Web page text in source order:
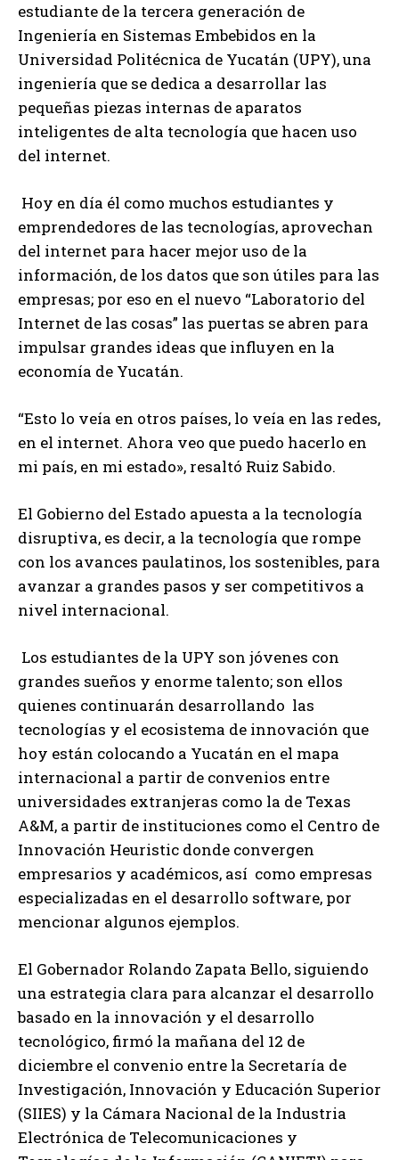
estudiante de la tercera generación de
Ingeniería en Sistemas Embebidos en la
Universidad Politécnica de Yucatán (UPY), una
ingeniería que se dedica a desarrollar las
pequeñas piezas internas de aparatos
inteligentes de alta tecnología que hacen uso
del internet.
Hoy en día él como muchos estudiantes y
emprendedores de las tecnologías, aprovechan
del internet para hacer mejor uso de la
información, de los datos que son útiles para las
empresas; por eso en el nuevo “Laboratorio del
Internet de las cosas” las puertas se abren para
impulsar grandes ideas que influyen en la
economía de Yucatán.
“Esto lo veía en otros países, lo veía en las redes,
en el internet. Ahora veo que puedo hacerlo en
mi país, en mi estado», resaltó Ruiz Sabido.
El Gobierno del Estado apuesta a la tecnología
disruptiva, es decir, a la tecnología que rompe
con los avances paulatinos, los sostenibles, para
avanzar a grandes pasos y ser competitivos a
nivel internacional.
Los estudiantes de la UPY son jóvenes con
grandes sueños y enorme talento; son ellos
quienes continuarán desarrollando las
tecnologías y el ecosistema de innovación que
hoy están colocando a Yucatán en el mapa
internacional a partir de convenios entre
universidades extranjeras como la de Texas
A&M, a partir de instituciones como el Centro de
Innovación Heuristic donde convergen
empresarios y académicos, así como empresas
especializadas en el desarrollo software, por
mencionar algunos ejemplos.
El Gobernador Rolando Zapata Bello, siguiendo
una estrategia clara para alcanzar el desarrollo
basado en la innovación y el desarrollo
tecnológico, firmó la mañana del 12 de
diciembre el convenio entre la Secretaría de
Investigación, Innovación y Educación Superior
(SIIES) y la Cámara Nacional de la Industria
Electrónica de Telecomunicaciones y